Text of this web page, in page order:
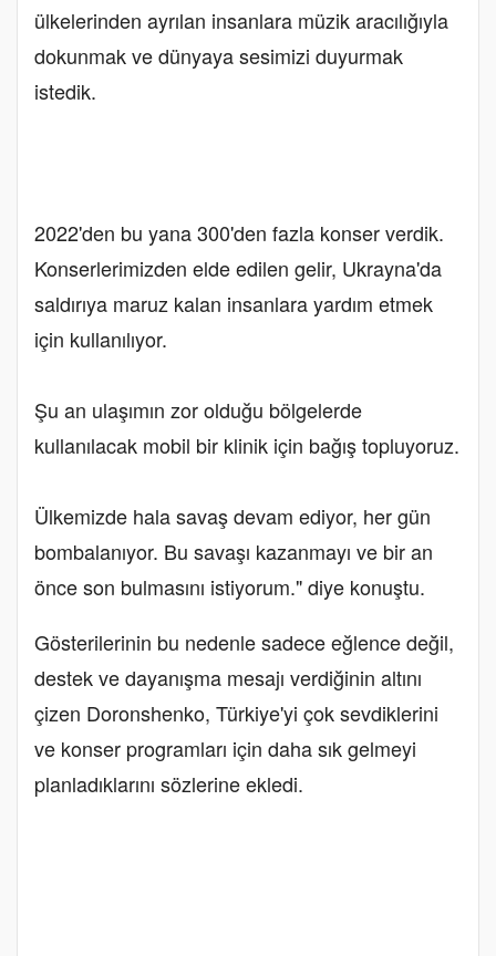
ülkelerinden ayrılan insanlara müzik aracılığıyla
dokunmak ve dünyaya sesimizi duyurmak
istedik.
2022'den bu yana 300'den fazla konser verdik.
Konserlerimizden elde edilen gelir, Ukrayna'da
saldırıya maruz kalan insanlara yardım etmek
için kullanılıyor.
Şu an ulaşımın zor olduğu bölgelerde
kullanılacak mobil bir klinik için bağış topluyoruz.
Ülkemizde hala savaş devam ediyor, her gün
bombalanıyor. Bu savaşı kazanmayı ve bir an
önce son bulmasını istiyorum." diye konuştu.
Gösterilerinin bu nedenle sadece eğlence değil,
destek ve dayanışma mesajı verdiğinin altını
çizen Doronshenko, Türkiye'yi çok sevdiklerini
ve konser programları için daha sık gelmeyi
planladıklarını sözlerine ekledi.